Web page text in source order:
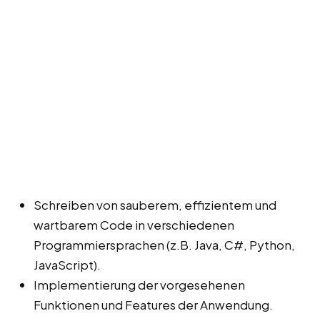
Schreiben von sauberem, effizientem und
wartbarem Code in verschiedenen
Programmiersprachen (z.B. Java, C#, Python,
JavaScript).
Implementierung der vorgesehenen
Funktionen und Features der Anwendung.